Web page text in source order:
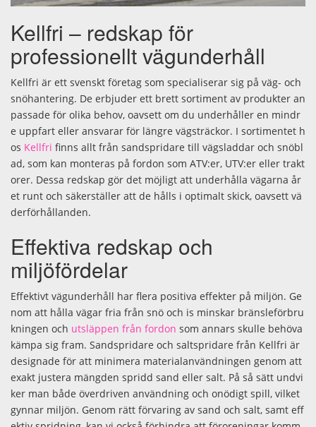
Kellfri – redskap för
professionellt vägunderhåll
Kellfri är ett svenskt företag som specialiserar sig på väg- och
snöhantering. De erbjuder ett brett sortiment av produkter an
passade för olika behov, oavsett om du underhåller en mindr
e uppfart eller ansvarar för längre vägsträckor. I sortimentet h
os Kellfri finns allt från sandspridare till vägsladdar och snöbl
ad, som kan monteras på fordon som ATV:er, UTV:er eller trakt
orer. Dessa redskap gör det möjligt att underhålla vägarna år
et runt och säkerställer att de hålls i optimalt skick, oavsett vä
derförhållanden.
Effektiva redskap och
miljöfördelar
Effektivt vägunderhåll har flera positiva effekter på miljön. Ge
nom att hålla vägar fria från snö och is minskar bränsleförbru
kningen och utsläppen från fordon som annars skulle behöva
kämpa sig fram. Sandspridare och saltspridare från Kellfri är
designade för att minimera materialanvändningen genom att
exakt justera mängden spridd sand eller salt. På så sätt undvi
ker man både överdriven användning och onödigt spill, vilket
gynnar miljön. Genom rätt förvaring av sand och salt, samt eff